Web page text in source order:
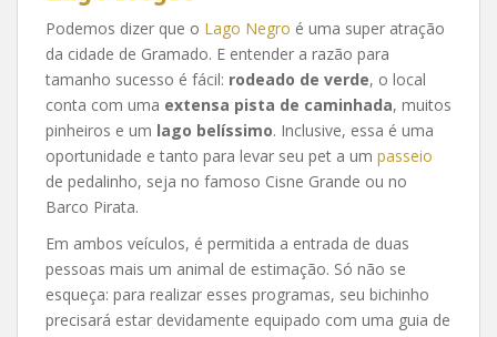
Podemos dizer que o Lago Negro é uma super atração
da cidade de Gramado. E entender a razão para
tamanho sucesso é fácil: rodeado de verde, o local
conta com uma extensa pista de caminhada, muitos
pinheiros e um lago belíssimo. Inclusive, essa é uma
oportunidade e tanto para levar seu pet a um passeio
de pedalinho, seja no famoso Cisne Grande ou no
Barco Pirata.
Em ambos veículos, é permitida a entrada de duas
pessoas mais um animal de estimação. Só não se
esqueça: para realizar esses programas, seu bichinho
precisará estar devidamente equipado com uma guia de